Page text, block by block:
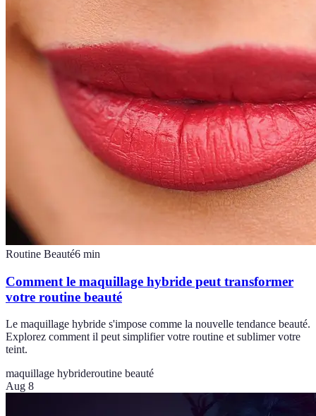
Routine Beauté6 min
Comment le maquillage hybride peut transformer
votre routine beauté
Le maquillage hybride s'impose comme la nouvelle tendance beauté.
Explorez comment il peut simplifier votre routine et sublimer votre
teint.
maquillage hybrideroutine beauté
Aug 8